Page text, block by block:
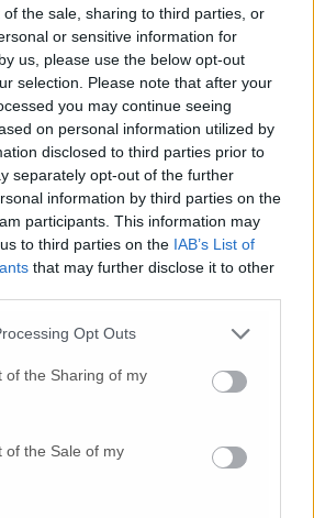
the sale, sharing to third parties, or
or sensitive information for
us, please use the below opt-out
selection. Please note that after your
you may continue seeing
on personal information utilized by
disclosed to third parties prior to
separately opt-out of the further
information by third parties on the
participants. This information may
to third parties on the IAB’s List of
that may further disclose it to other
Opt Outs
of the Sharing of my
of the Sale of my
nella mattinata di ieri
ai festeggiamenti dei
davanti allo
lotta sindacale e le forze,
istituzionali l’hanno
livelli occupazionali e
detto Fiordelmondo – Sul
fabbrica storica per Jesi».
rimasta nei confini
fatta: avrebbero
senza colpo ferire» ha
del Pd.